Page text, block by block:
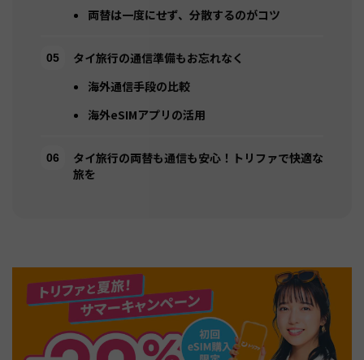
両替は一度にせず、分散するのがコツ
タイ旅行の通信準備もお忘れなく
海外通信手段の比較
海外eSIMアプリの活用
タイ旅行の両替も通信も安心！トリファで快適な
旅を